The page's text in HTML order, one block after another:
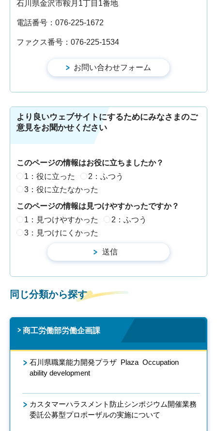
石川県金沢市鞍月1丁目1番地
電話番号：076-225-1672
ファクス番号：076-225-1534
より良いウェブサイトにするためにみなさまのご
意見をお聞かせください
このページの情報はお役に立ちましたか？
1：役に立った
2：ふつう
3：役に立たなかった
このページの情報は見つけやすかったですか？
1：見つけやすかった
2：ふつう
3：見つけにくかった
同じ分類から探す
商工労働部労働企画課
石川県職業能力開発プラザ Plaza Occupation
ability development
カスタマーハラスメント防止シンポジウム開催業務
委託公募型プロポーザルの実施について